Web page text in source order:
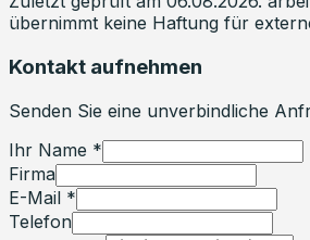
übernimmt keine Haftung für
Kontakt aufnehmen
Senden Sie eine unverbindliche
Ihr Name *
Firma
E-Mail *
Telefon